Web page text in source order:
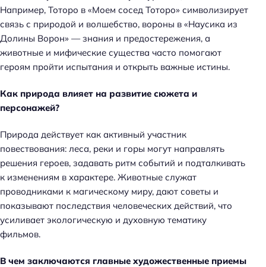
Например, Тоторо в «Моем сосед Тоторо» символизирует
связь с природой и волшебство, вороны в «Наусика из
Долины Ворон» — знания и предостережения, а
животные и мифические существа часто помогают
героям пройти испытания и открыть важные истины.
Как природа влияет на развитие сюжета и
персонажей?
Природа действует как активный участник
повествования: леса, реки и горы могут направлять
решения героев, задавать ритм событий и подталкивать
к изменениям в характере. Животные служат
проводниками к магическому миру, дают советы и
показывают последствия человеческих действий, что
усиливает экологическую и духовную тематику
фильмов.
В чем заключаются главные художественные приемы